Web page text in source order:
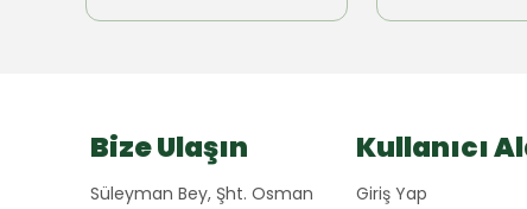
Bize Ulaşın
Süleyman Bey, Şht. Osman
Kullanıcı
Giriş Yap